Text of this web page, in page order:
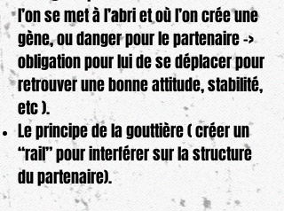
l’on se met à l’abri et où l’on crée une
gène, ou danger pour le partenaire ->
obligation pour lui de se déplacer pour
retrouver une bonne attitude, stabilité,
etc ).
Le principe de la gouttière ( créer un
“rail” pour interférer sur la structure
du partenaire).